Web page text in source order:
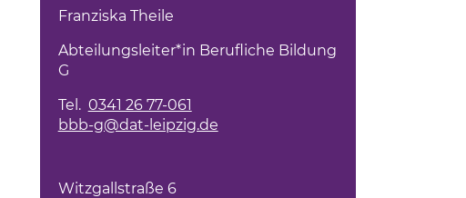
Franziska Theile
Abteilungsleiter*in Berufliche Bildung
G
Tel. 0341 26 77-061
bbb-g@dat-leipzig.de
Witzgallstraße 6